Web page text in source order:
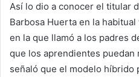
Así lo dio a conocer el titular
Barbosa Huerta en la
en la que llamó a los padres
que los aprendientes puedan
señaló que el modelo híbrido